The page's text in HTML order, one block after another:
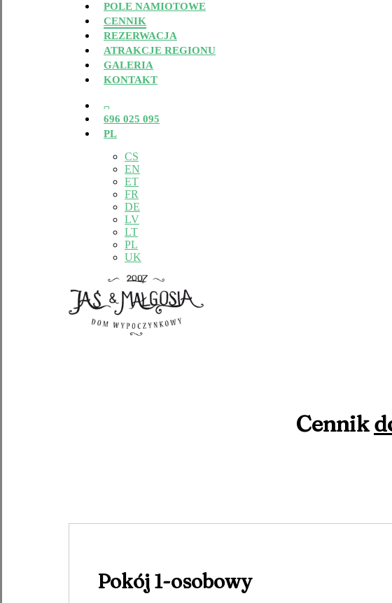
POLE NAMIOTOWE
CENNIK
REZERWACJA
ATRAKCJE REGIONU
GALERIA
KONTAKT
696 025 095
PL
CS
EN
ET
FR
DE
LV
LT
PL
UK
Cennik
Pokój 1-osobowy